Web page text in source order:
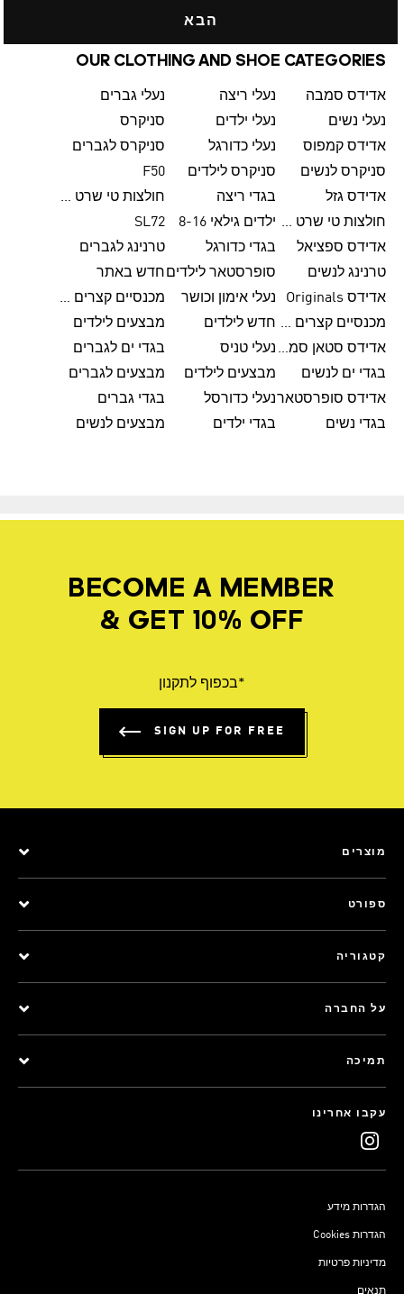
הבא
OUR CLOTHING AND SHOE CATEGORIES
אדידס סמבה נעלי ריצה
נעלי גברים
נעלי נשים
נעלי ילדים
סניקרס
אדידס קמפוס
נעלי כדורגל
סניקרס לגברים
סניקרס לנשים
סניקרס לילדים
F50
אדידס גזל
בגדי ריצה
חולצות טי שרט לגברים
חולצות טי שרט לנשים ילדים גילאי 8-16
SL72
אדידס ספציאל
בגדי כדורגל
טרנינג לגברים
טרנינג לנשים
סופרסטאר לילדים חדש באתר
אדידס Originals
נעלי אימון וכושר
מכנסיים קצרים לגברים
מכנסיים קצרים לנשים חדש לילדים
מבצעים לילדים
אדידס סטאן סמית' נעלי טניס
בגדי ים לגברים
בגדי ים לנשים
מבצעים לילדים
מבצעים לגברים
אדידס סופרסטארנעלי כדורסל
בגדי גברים
בגדי נשים
בגדי ילדים מבצעים לנשים
BECOME A MEMBER
& GET 10% OFF
*בכפוף לתקנון
SIGN UP FOR FREE
מוצרים
ספורט
קטגוריה
על החברה
תמיכה
עקבו אחרינו
הגדרות מידע
Cookies הגדרות
מדיניות פרטיות
תנאים